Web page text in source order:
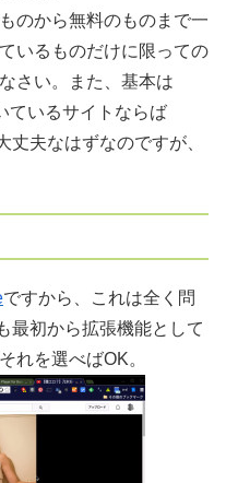
のから無料のものまで一
いるものだけに限っての
さい。また、基本は
ているサイトならば
丈夫なはずなのですが、
ですから、これは全く問
最初から拡張機能として
れを選べばOK。